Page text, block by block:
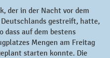
der in der Nacht vor dem
gestreift, hatte,
dass auf dem bestens
Mengen am Freitag
starten konnte. Die